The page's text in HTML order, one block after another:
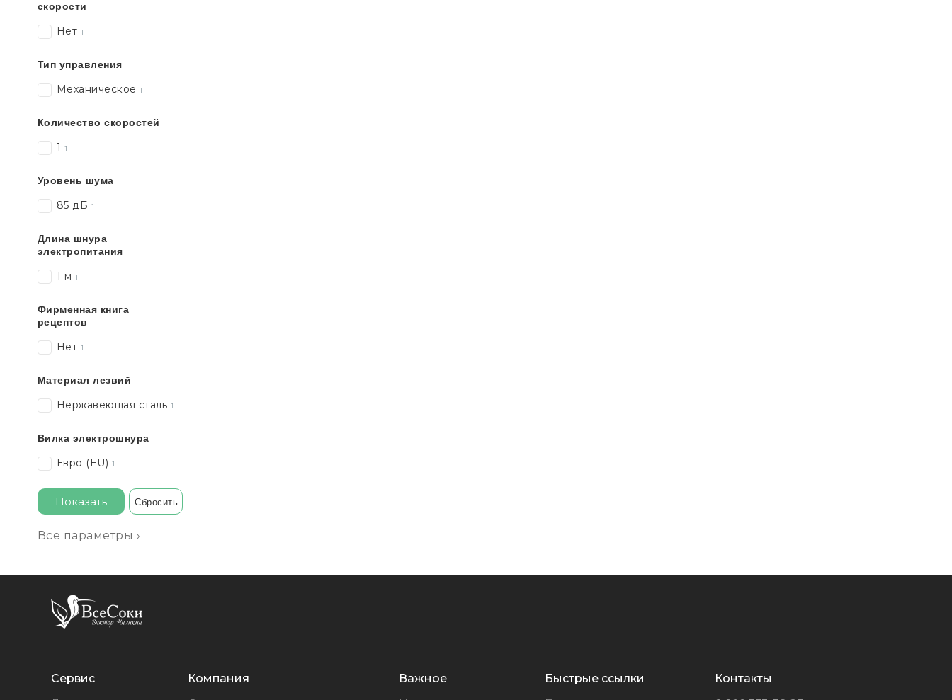
скорости
Нет 1
Тип управления
Механическое 1
Количество скоростей
1 1
Уровень шума
85 дБ 1
Длина шнура
электропитания
1 м 1
Фирменная книга
рецептов
Нет 1
Материал лезвий
Нержавеющая сталь 1
Вилка электрошнура
Евро (EU) 1
Показать Сбросить
Все параметры ›
Сервис
Компания
Важное
Быстрые ссылки
Контакты